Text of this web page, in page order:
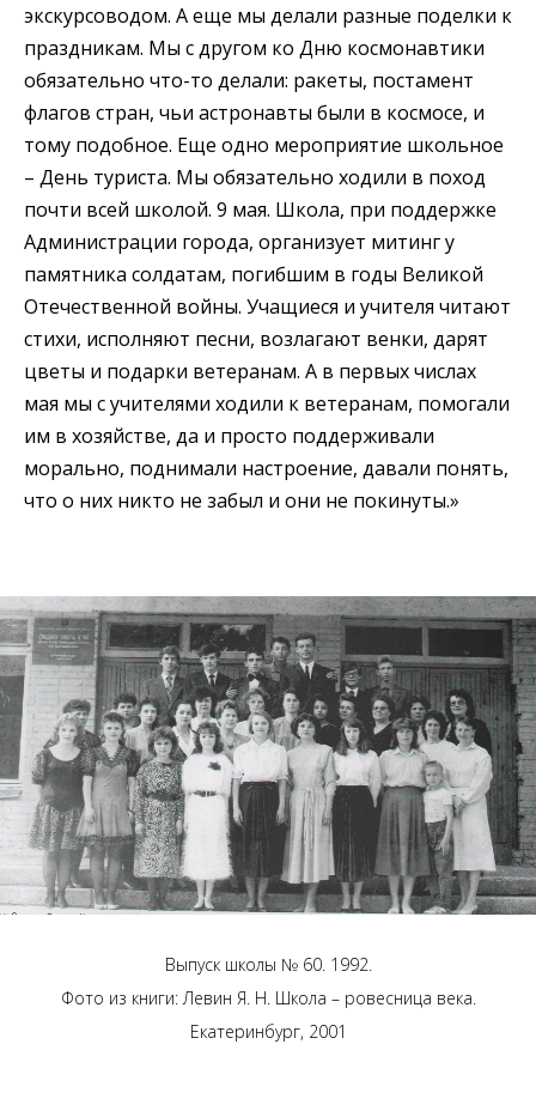
экскурсоводом. А еще мы делали разные поделки к
праздникам. Мы с другом ко Дню космонавтики
обязательно что-то делали: ракеты, постамент
флагов стран, чьи астронавты были в космосе, и
тому подобное. Еще одно мероприятие школьное
– День туриста. Мы обязательно ходили в поход
почти всей школой. 9 мая. Школа, при поддержке
Администрации города, организует митинг у
памятника солдатам, погибшим в годы Великой
Отечественной войны. Учащиеся и учителя читают
стихи, исполняют песни, возлагают венки, дарят
цветы и подарки ветеранам. А в первых числах
мая мы с учителями ходили к ветеранам, помогали
им в хозяйстве, да и просто поддерживали
морально, поднимали настроение, давали понять,
что о них никто не забыл и они не покинуты.»
Выпуск школы № 60. 1992.
Фото из книги: Левин Я. Н. Школа – ровесница века.
Екатеринбург, 2001